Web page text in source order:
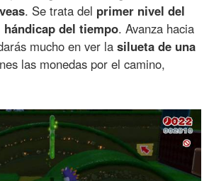
. Se trata del primer nivel del
del tiempo. Avanza hacia
mucho en ver lasilueta de una
las monedas por el camino,